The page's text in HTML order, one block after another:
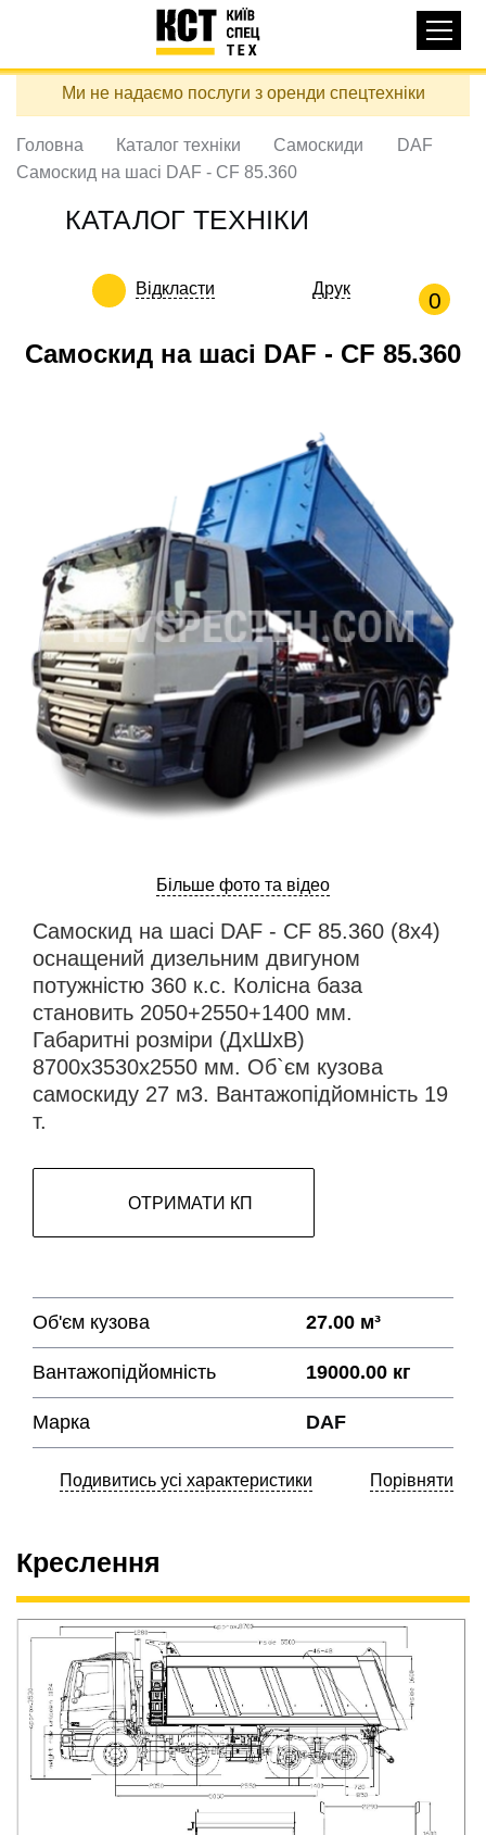
Перейти
вмісту
навигация
КАТАЛОГ ТЕХНІКИ
ДОСТАВКА ТА ОПЛАТА
ПРО НАС
КОНТАКТИ
Контактні телефони:
ЗАДАТИ ПИТАННЯ
Ми не надаємо послуги з оренди спецтехніки
Головна Каталог техніки Самоскиди
DAF
Самоскид на шасі DAF - CF 85.360
КАТАЛОГ ТЕХНІКИ
Відкласти Друк 0
Самоскид на шасі DAF - CF 85.360
Більше фото та відео
Самоскид на шасі DAF - CF 85.360 (8х4)
оснащений дизельним двигуном
потужністю 360 к.с. Колісна база
становить 2050+2550+1400 мм.
Габаритні розміри (ДхШхВ)
8700х3530х2550 мм. Об`єм кузова
самоскиду 27 м3. Вантажопідйомність 19
т.
ОТРИМАТИ КП
Об'єм кузова 27.00 м³
Вантажопідйомність 19000.00 кг
Марка DAF
Подивитись усі характеристики Порівняти
Креслення